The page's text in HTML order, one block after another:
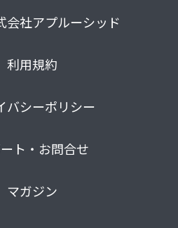
会社アプルーシッド
利用規約
バシーポリシー
ト・お問合せ
マガジン